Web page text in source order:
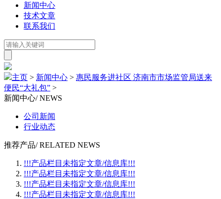
新闻中心
技术文章
联系我们
主页 > 新闻中心 > 惠民服务进社区 济南市市场监管局送来
便民“大礼包” >
新闻中心/ NEWS
公司新闻
行业动态
推荐产品/ RELATED NEWS
!!!产品栏目未指定文章/信息库!!!
!!!产品栏目未指定文章/信息库!!!
!!!产品栏目未指定文章/信息库!!!
!!!产品栏目未指定文章/信息库!!!